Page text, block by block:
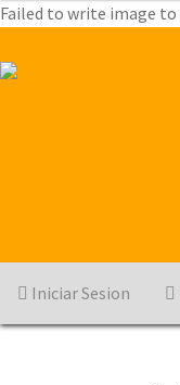
Failed to write image
Iniciar Sesion